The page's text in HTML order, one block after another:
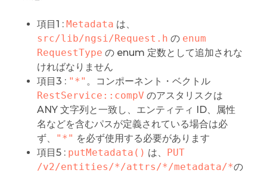
項目1 : Metadata は、
src/lib/ngsi/Request.h の enum
RequestType の enum 定数として追加されな
ければなりません
項目3 : "*" 。コンポーネント・ベクトル
RestService::compV のアスタリスクは
ANY 文字列と一致し、エンティティ ID、属性
名などを含むパスが定義されている場合は必
ず、
"*" を必ず使用する必要があります
項目5 : putMetadata() は、 PUT
/v2/entities/*/attrs/*/metadata/*の